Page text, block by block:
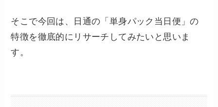
そこで今回は、日通の「単身パック当日便」の
特徴を徹底的にリサーチしてみたいと思いま
す。